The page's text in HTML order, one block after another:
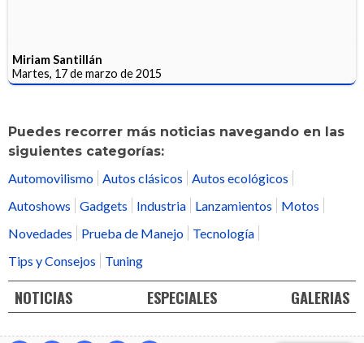
Miriam Santillán
Martes, 17 de marzo de 2015
Puedes recorrer más noticias navegando en las
siguientes categorías:
Automovilismo Autos clásicos
Autos ecológicos
Autoshows
Gadgets Industria Lanzamientos
Motos
Novedades
Prueba de Manejo
Tecnología
Tips y Consejos
Tuning
NOTICIAS ESPECIALES GALERIAS